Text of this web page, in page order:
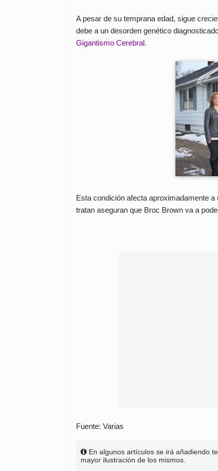
A pesar de su temprana edad, sigue
debe a un desorden genético
Gigantismo Cerebral.
Esta condición afecta aproximadamente
tratan aseguran que Broc Brown va a
Fuente: Varias
En algunos artículos se irá añadiendo
mayor ilustración de los mismos.